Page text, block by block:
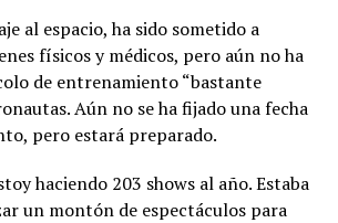
al espacio, ha sido sometido a
físicos y médicos, pero aún no ha
de entrenamiento “bastante
Aún no se ha fijado una fecha
pero estará preparado.
haciendo 203 shows al año. Estaba
un montón de espectáculos para